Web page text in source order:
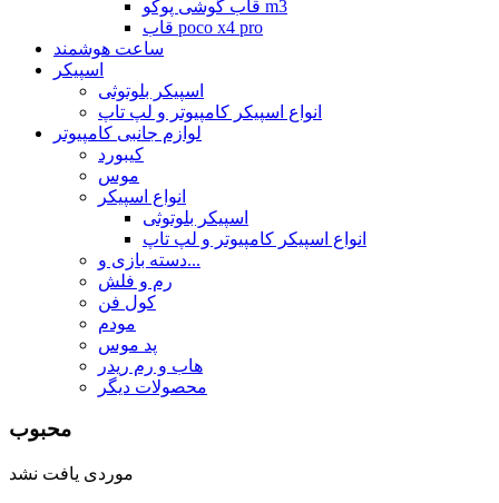
قاب گوشی پوکو m3
قاب poco x4 pro
ساعت هوشمند
اسپیکر
اسپیکر بلوتوثی
انواع اسپیکر کامپیوتر و لپ تاپ
لوازم جانبی کامپیوتر
کیبورد
موس
انواع اسپیکر
اسپیکر بلوتوثی
انواع اسپیکر کامپیوتر و لپ تاپ
دسته بازی و...
رم و فلش
کول فن
مودم
پد موس
هاب و رم ریدر
محصولات دیگر
محبوب
موردی یافت نشد